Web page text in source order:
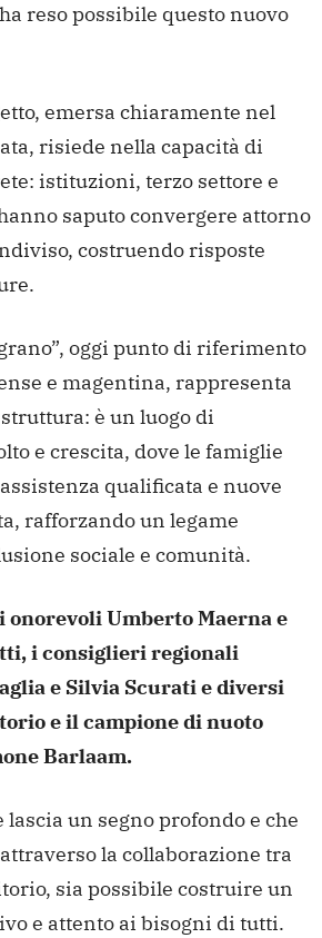
reso possibile questo nuovo
emersa chiaramente nel
risiede nella capacità di
istituzioni, terzo settore e
saputo convergere attorno
costruendo risposte
oggi punto di riferimento
e magentina, rappresenta
è un luogo di
e crescita, dove le famiglie
qualificata e nuove
rafforzando un legame
sociale e comunità.
Umberto Maerna e
i consiglieri regionali
e Silvia Scurati e diversi
e il campione di nuoto
Barlaam.
un segno profondo e che
la collaborazione tra
sia possibile costruire un
e attento ai bisogni di tutti.